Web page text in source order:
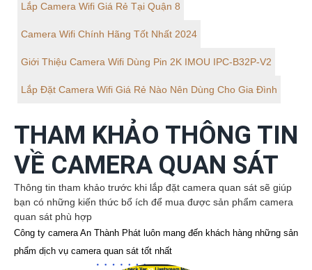
Lắp Camera Wifi Giá Rẻ Tại Quận 8
Camera Wifi Chính Hãng Tốt Nhất 2024
Giới Thiệu Camera Wifi Dùng Pin 2K IMOU IPC-B32P-V2
Lắp Đặt Camera Wifi Giá Rẻ Nào Nên Dùng Cho Gia Đình
THAM KHẢO THÔNG TIN
VỀ CAMERA QUAN SÁT
Thông tin tham khảo trước khi lắp đặt camera quan sát sẽ giúp
bạn có những kiến thức bổ ích để mua được sản phẩm camera
quan sát phù hợp
Công ty camera An Thành Phát luôn mang đến khách hàng những sản
phẩm dịch vụ camera quan sát tốt nhất